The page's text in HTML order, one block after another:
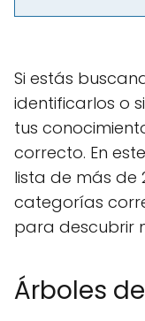
Si estás
identificarlos o
tus
correcto. En
lista de más de
categorías
para descubrir
Árboles